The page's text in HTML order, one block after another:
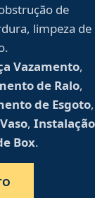
de
limpeza de
Vazamento,
de Ralo,
de Esgoto,
, Instalação
Box.